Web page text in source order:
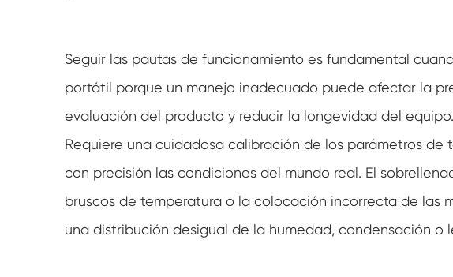
Cámara
Cámara
Cámara
Cámara
Seguir las pautas de funcionamiento es fundamental
portátil porque un manejo inadecuado puede afectar la
evaluación del producto y reducir la longevidad del
Requiere una cuidadosa calibración de los parámetros
con precisión las condiciones del mundo real. El
bruscos de temperatura o la colocación incorrecta de las
una distribución desigual de la humedad, condensación o